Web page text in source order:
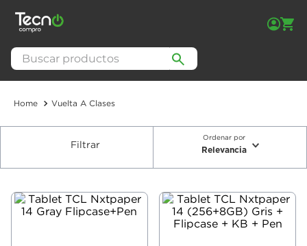
Buscar productos
Vuelta A Clases
Filtrar
Ordenar por
Relevancia